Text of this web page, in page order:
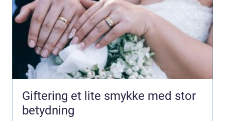
Giftering et lite smykke med stor
betydning